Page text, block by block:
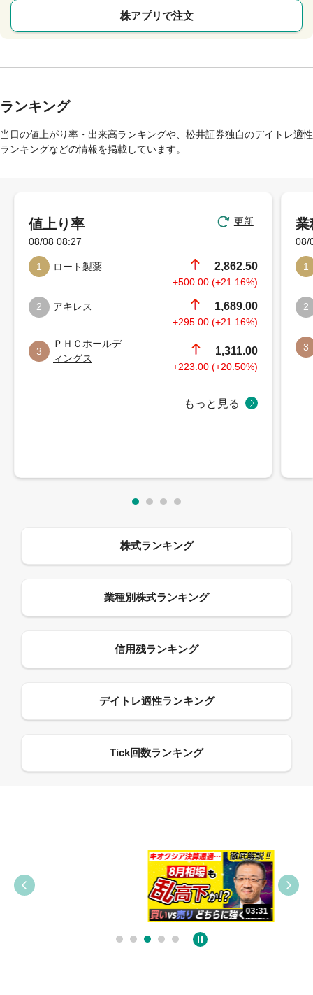
株アプリで注文
ランキング
当日の値上がり率・出来高ランキングや、松井証券独自のデイトレ適性
ランキングなどの情報を掲載しています。
03:31